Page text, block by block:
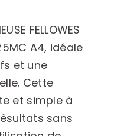
FELLOWES
A4, idéale
et une
Cette
et simple à
sans